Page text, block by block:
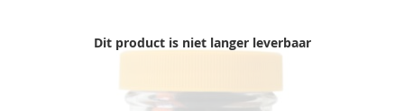
Dit product is niet langer leverbaar